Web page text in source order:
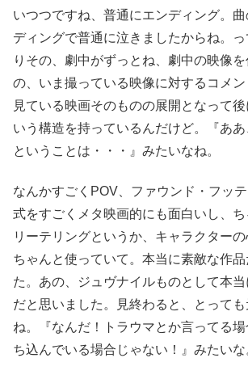
いつつですね、普通にエンディング。
ディングで普通に泣きましたからね。
りその、劇中がずっとね、劇中の映像
の、いま撮っている映像に対するコメン
見ている映画そのものの展開となって
いう構造を持っているんだけど。『あ
ということは・・・』みたいなね。
なんかすごくPOV、ファウンド・フッ
式をすごくメタ映画的にも面白いし、
リーテリングというか、キャラクター
ちゃんと使っていて。本当に素敵な作
た。あの、ジュヴナイルものとして本
だと思いました。見終わると、とって
ね。『なんだ！トラウマとか言ってる
ち込んでいる場合じゃない！』みたいな